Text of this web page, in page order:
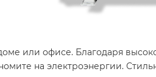
или офисе. Благодаря
на электроэнергии.